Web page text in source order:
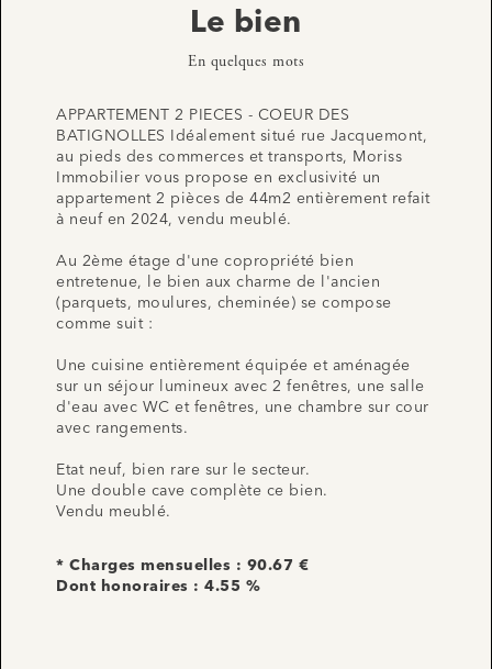
Le bien
En quelques mots
APPARTEMENT 2 PIECES - COEUR DES
BATIGNOLLES Idéalement situé rue Jacquemont,
au pieds des commerces et transports, Moriss
Immobilier vous propose en exclusivité un
appartement 2 pièces de 44m2 entièrement refait
à neuf en 2024, vendu meublé.
Au 2ème étage d'une copropriété bien
entretenue, le bien aux charme de l'ancien
(parquets, moulures, cheminée) se compose
comme suit :
Une cuisine entièrement équipée et aménagée
sur un séjour lumineux avec 2 fenêtres, une salle
d'eau avec WC et fenêtres, une chambre sur cour
avec rangements.
Etat neuf, bien rare sur le secteur.
Une double cave complète ce bien.
Vendu meublé.
* Charges mensuelles : 90.67 €
Dont honoraires : 4.55 %